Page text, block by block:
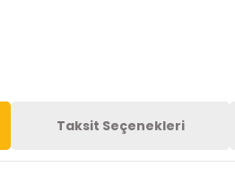
Taksit Seçenekleri